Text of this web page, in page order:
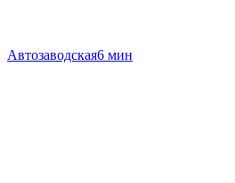
Автозаводская6 мин